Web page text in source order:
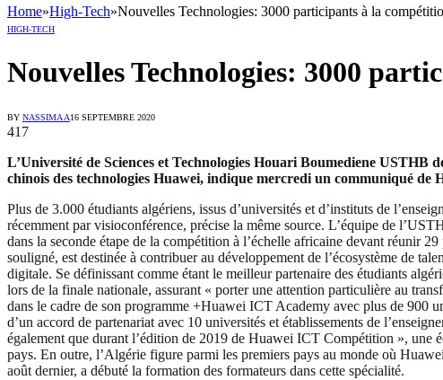
Home»High-Tech»Nouvelles Technologies: 3000 participants à la
HIGH-TECH
Nouvelles Technologies: 3000
BY NASSIMA A16 SEPTEMBRE 2020
417
L’Université de Sciences et Technologies Houari Boumediene USTHB
chinois des technologies Huawei, indique mercredi un communiqué de
Plus de 3.000 étudiants algériens, issus d’universités et d’instituts de
récemment par visioconférence, précise la même source. L’équipe de
dans la seconde étape de la compétition à l’échelle africaine devant réunir
souligné, est destinée à contribuer au développement de l’écosystème de
digitale. Se définissant comme étant le meilleur partenaire des étudiants
lors de la finale nationale, assurant « porter une attention particulière au
dans le cadre de son programme +Huawei ICT Academy avec plus de 900
d’un accord de partenariat avec 10 universités et établissements de
également que durant l’édition de 2019 de Huawei ICT Compétition », une
pays. En outre, l’Algérie figure parmi les premiers pays au monde où
août dernier, a débuté la formation des formateurs dans cette spécialité.